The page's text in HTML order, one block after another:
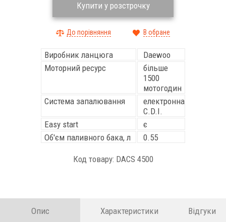
Купити у розстрочку
До порівняння В обране
Виробник ланцюга
Daewoo
Моторний ресурс
більше
1500
мотогодин
Система запалювання
електронна
C.D.I.
Easy start
є
Об'єм паливного бака, л
0.55
Код товару: DACS 4500
Опис Характеристики Відгуки